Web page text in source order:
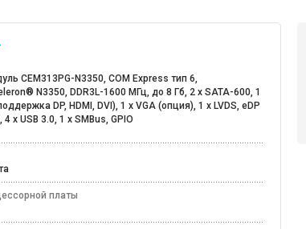
CEM313PG-N3350, COM Express тип 6,
N3350, DDR3L-1600 МГц, до 8 Гб, 2 x SATA-600, 1
DP, HDMI, DVI), 1 х VGA (опция), 1 x LVDS, eDP
x USB 3.0, 1 х SMBus, GPIO
платы